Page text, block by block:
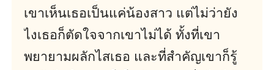
เขาเห็นเธอเป็นแค่น้องสาว แต่ไม่ว่ายัง
ไงเธอก็ตัดใจจากเขาไม่ได้ ทั้งที่เขา
พยายามผลักไสเธอ และที่สำคัญเขาก็รู้